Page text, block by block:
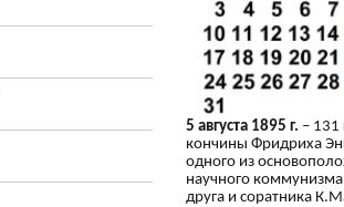
5 августа 1895 г. – 131
кончины Фридриха
одного из
научного
друга и соратника